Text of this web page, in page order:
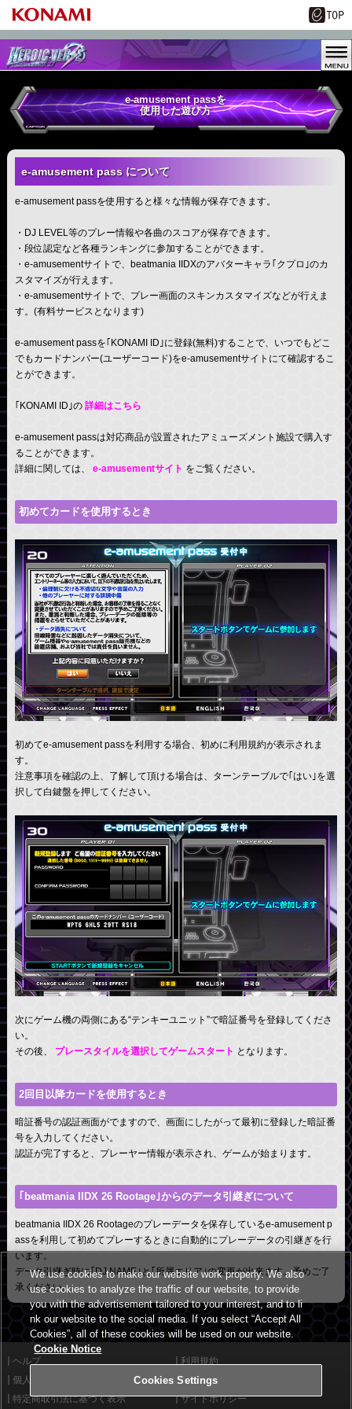
e-amusement passを
使用した遊び方
e-amusement pass について
e-amusement passを使用すると様々な情報が保存できます。
・DJ LEVEL等のプレー情報や各曲のスコアが保存できます。
・段位認定など各種ランキングに参加することができます。
・e-amusementサイトで、beatmania IIDXのアバターキャラ｢クプロ｣のカ
スタマイズが行えます。
・e-amusementサイトで、プレー画面のスキンカスタマイズなどが行えま
す。(有料サービスとなります)
e-amusement passを｢KONAMI ID｣に登録(無料)することで、いつでもどこ
でもカードナンバー(ユーザーコード)をe-amusementサイトにて確認するこ
とができます。
｢KONAMI ID｣の 詳細はこちら
e-amusement passは対応商品が設置されたアミューズメント施設で購入す
ることができます。
詳細に関しては、
e-amusementサイト をご覧ください。
初めてカードを使用するとき
初めてe-amusement passを利用する場合、初めに利用規約が表示されま
す。
注意事項を確認の上、了解して頂ける場合は、ターンテーブルで｢はい｣を選
択して白鍵盤を押してください。
次にゲーム機の両側にある“テンキーユニット”で暗証番号を登録してくださ
い。
その後、
プレースタイルを選択してゲームスタート となります。
2回目以降カードを使用するとき
暗証番号の認証画面がでますので、画面にしたがって最初に登録した暗証番
号を入力してください。
認証が完了すると、プレーヤー情報が表示され、ゲームが始まります。
｢ beatmania IIDX 26 Rootage｣からのデータ引継ぎについて
beatmania IIDX 26 Rootageのプレーデータを保存しているe-amusement p
assを利用して初めてプレーするときに自動的にプレーデータの引継ぎを行
います。
データ引継ぎ時に｢DJ NAME｣と｢所属エリア｣の変更が出来ます。予めご了
承ください。
ヘルプ
利用規約
個人情報等保護方針
外部送信について
特定商取引法に基づく表示
サイトポリシー
We use cookies to make our website work properly. We also
use cookies to analyze the traffic of our website, to provide
you with the advertisement tailored to your interest, and to li
nk our website to the social media. If you select “Accept All
Cookies”, all of these cookies will be used on our website.
Cookie Notice
Cookies Settings